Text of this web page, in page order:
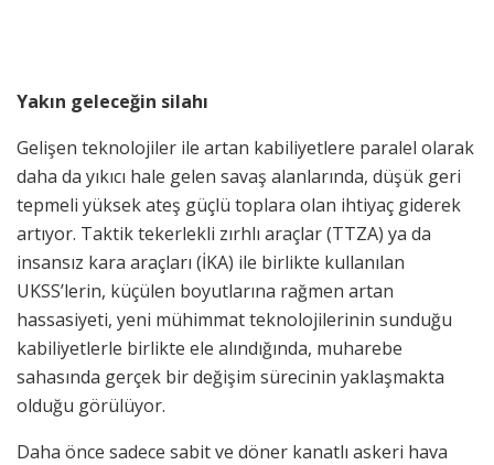
Yakın geleceğin silahı
Gelişen teknolojiler ile artan kabiliyetlere paralel olarak
daha da yıkıcı hale gelen savaş alanlarında, düşük geri
tepmeli yüksek ateş güçlü toplara olan ihtiyaç giderek
artıyor. Taktik tekerlekli zırhlı araçlar (TTZA) ya da
insansız kara araçları (İKA) ile birlikte kullanılan
UKSS’lerin, küçülen boyutlarına rağmen artan
hassasiyeti, yeni mühimmat teknolojilerinin sunduğu
kabiliyetlerle birlikte ele alındığında, muharebe
sahasında gerçek bir değişim sürecinin yaklaşmakta
olduğu görülüyor.
Daha önce sadece sabit ve döner kanatlı askeri hava